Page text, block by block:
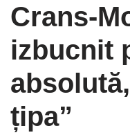
Crans-
izbucnit
țipa”